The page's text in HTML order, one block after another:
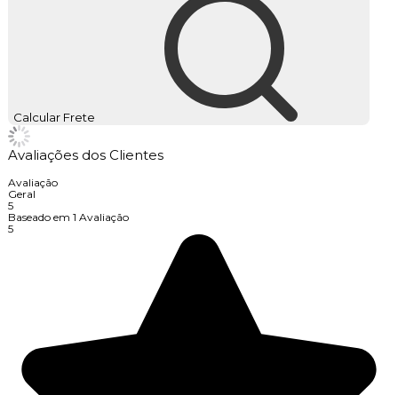
Calcular Frete
Avaliações dos Clientes
Avaliação
Geral
5
Baseado em 1 Avaliação
5